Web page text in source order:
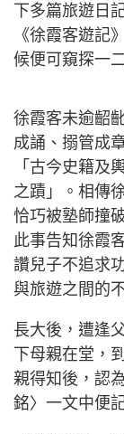
下多篇旅遊日
《徐霞客遊記
候便可窺探一
徐霞客未逾齠
成誦、搦管成
「古今史籍及
之蹟」。相傳
恰巧被塾師撞
此事告知徐霞
讚兒子不追求
與旅遊之間的
長大後，遭逢
下母親在堂，
親得知後，認
銘〉一文中便